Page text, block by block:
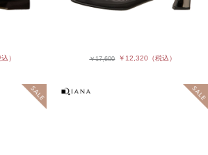
） ￥17,600 ￥12,320 （税込）